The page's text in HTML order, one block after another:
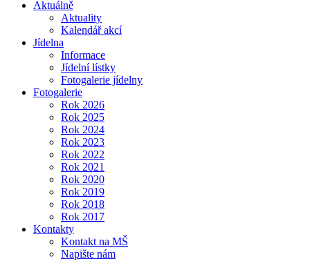
Aktuálně
Aktuality
Kalendář akcí
Jídelna
Informace
Jídelní lístky
Fotogalerie jídelny
Fotogalerie
Rok 2026
Rok 2025
Rok 2024
Rok 2023
Rok 2022
Rok 2021
Rok 2020
Rok 2019
Rok 2018
Rok 2017
Kontakty
Kontakt na MŠ
Napište nám